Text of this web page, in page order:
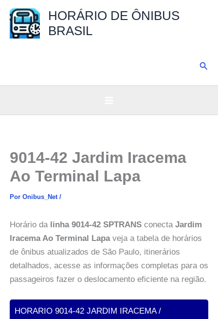
para
HORÁRIO DE ÔNIBUS
BRASIL
9014-42 Jardim Iracema
Ao Terminal Lapa
Por Onibus_Net /
Horário da linha 9014-42 SPTRANS conecta Jardim
Iracema Ao Terminal Lapaveja a tabela de horários
de ônibus atualizados de São Paulo, itinerários
detalhados, acesse as informações completas para os
passageiros fazer o deslocamento eficiente na região.
HORARIO 9014-42 JARDIM IRACEMA /